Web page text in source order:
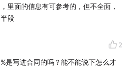
产品举例
人群有哪些？
的售后？
，享受到全球投资的红利。
外生活、工作的实际场景。
受的能力。
里面的信息有可参考的，但不全面，
段
2
是写进合同的吗？能不能说下怎么才